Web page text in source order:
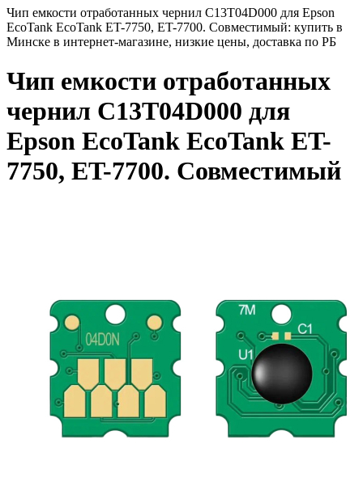
Чип емкости отработанных чернил C13T04D000 для Epson
EcoTank EcoTank ET-7750, ET-7700. Совместимый: купить в
Минске в интернет-магазине, низкие цены, доставка по РБ
Чип емкости отработанных
чернил C13T04D000 для
Epson EcoTank EcoTank ET-
7750, ET-7700. Совместимый